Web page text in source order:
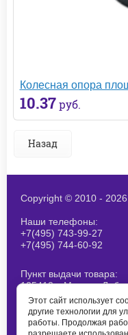
Колесная опора
10.37 руб.
Назад
Copyright © 2010 -
Наши телефоны:
+7(495) 743-99-27
+7(495) 744-60-92
Пункт выдачи товара:
125412, г.Москва,
стр 1. При получение
согласовывайте
E-mail:
Этот сайт использует
другие технологии для
работы. Продолжая